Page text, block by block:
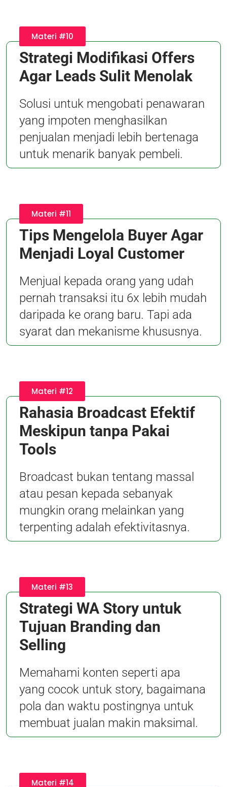
Materi #10
Strategi Modifikasi Offers
Agar Leads Sulit Menolak
Solusi untuk mengobati penawaran
yang impoten menghasilkan
penjualan menjadi lebih bertenaga
untuk menarik banyak pembeli.
Materi #11
Tips Mengelola Buyer Agar
Menjadi Loyal Customer
Menjual kepada orang yang udah
pernah transaksi itu 6x lebih mudah
daripada ke orang baru. Tapi ada
syarat dan mekanisme khususnya.
Materi #12
Rahasia Broadcast Efektif
Meskipun tanpa Pakai
Tools
Broadcast bukan tentang massal
atau pesan kepada sebanyak
mungkin orang melainkan yang
terpenting adalah efektivitasnya.
Materi #13
Strategi WA Story untuk
Tujuan Branding dan
Selling
Memahami konten seperti apa
yang cocok untuk story, bagaimana
pola dan waktu postingnya untuk
membuat jualan makin maksimal.
Materi #14